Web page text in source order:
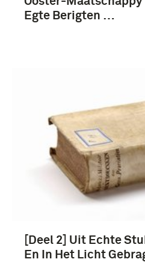
1751-1800 (171)
Ministère de la Guerre
Rollin, Charles (14)
Verenigde Oost-
Egte Berigten …
[Deel 2] Uit Echte
En In Het Licht